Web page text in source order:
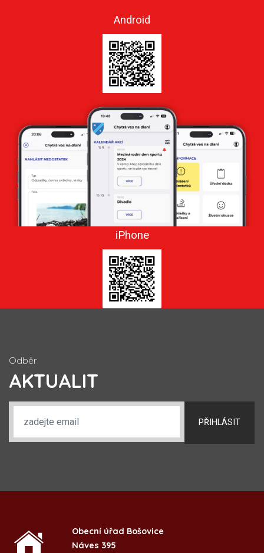
Android
iPhone
Odběr
AKTUALIT
PŘIHLÁSIT
Obecní úřad Bošovice
Náves 395